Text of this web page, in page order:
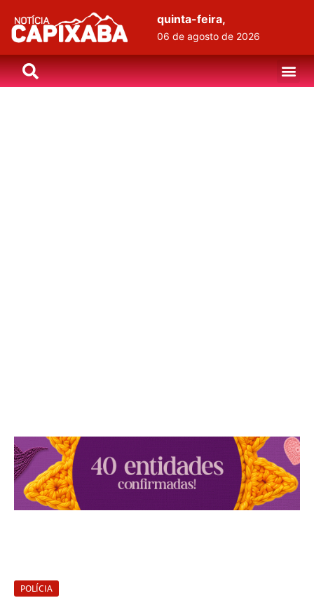
quinta-feira,
06 de agosto de 2026
POLÍCIA